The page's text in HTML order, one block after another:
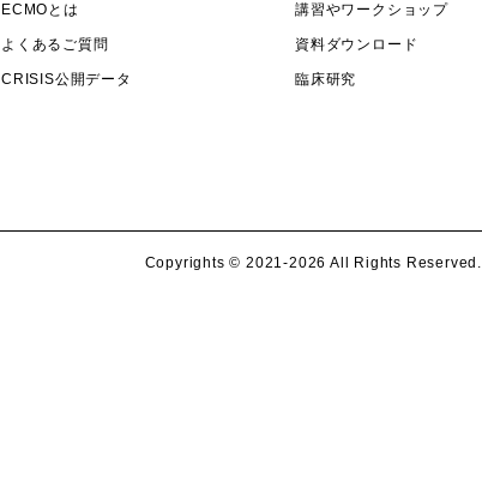
ECMOとは
よくあるご質問
CRISIS公開データ
講習やワークショップ
資料ダウンロード
臨床研究
Copyrights ©️ 2021-2026 All Rights Reserved.